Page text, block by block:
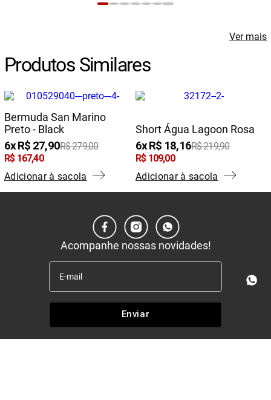
Produtos Similares
Bermuda San Marino
Preto - Black
6 R$ 27,90R$279,00
R$ 167,40
Adicionar à sacola
Short Água Lagoon Rosa
6 R$ 18,16R$219,90
R$ 109,00
Adicionar à sacola
Ver mais
Acompanhe nossas novidades!
Enviar